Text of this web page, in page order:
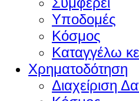
Υποδομές
Κόσμος
Καταγγέλω
Χρηματοδότηση
Διαχείριση